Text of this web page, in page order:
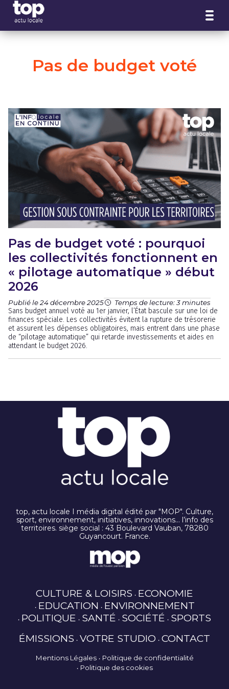
Pas de budget voté
Pas de budget voté : pourquoi
les collectivités fonctionnent en
« pilotage automatique » début
2026
Publié le 24 décembre 2025 Temps de lecture: 3 minutes
Sans budget annuel voté au 1er janvier, l’État bascule sur une loi de
finances spéciale. Les collectivités évitent la rupture de trésorerie
et assurent les dépenses obligatoires, mais entrent dans une phase
de “pilotage automatique” qui retarde investissements et aides en
attendant le budget 2026.
top, actu locale I média digital édité par "MOP". Culture,
sport, environnement, initiatives, innovations… l’info des
territoires. siège social : 43 Boulevard Vauban, 78280
Guyancourt. France.
CULTURE & LOISIRS ECONOMIE
EDUCATION ENVIRONNEMENT
POLITIQUE SANTÉ SOCIÉTÉ SPORTS
ÉMISSIONS VOTRE STUDIO CONTACT
Mentions Légales
Politique de confidentialité
Politique des cookies
Panneau de gestion des cookies